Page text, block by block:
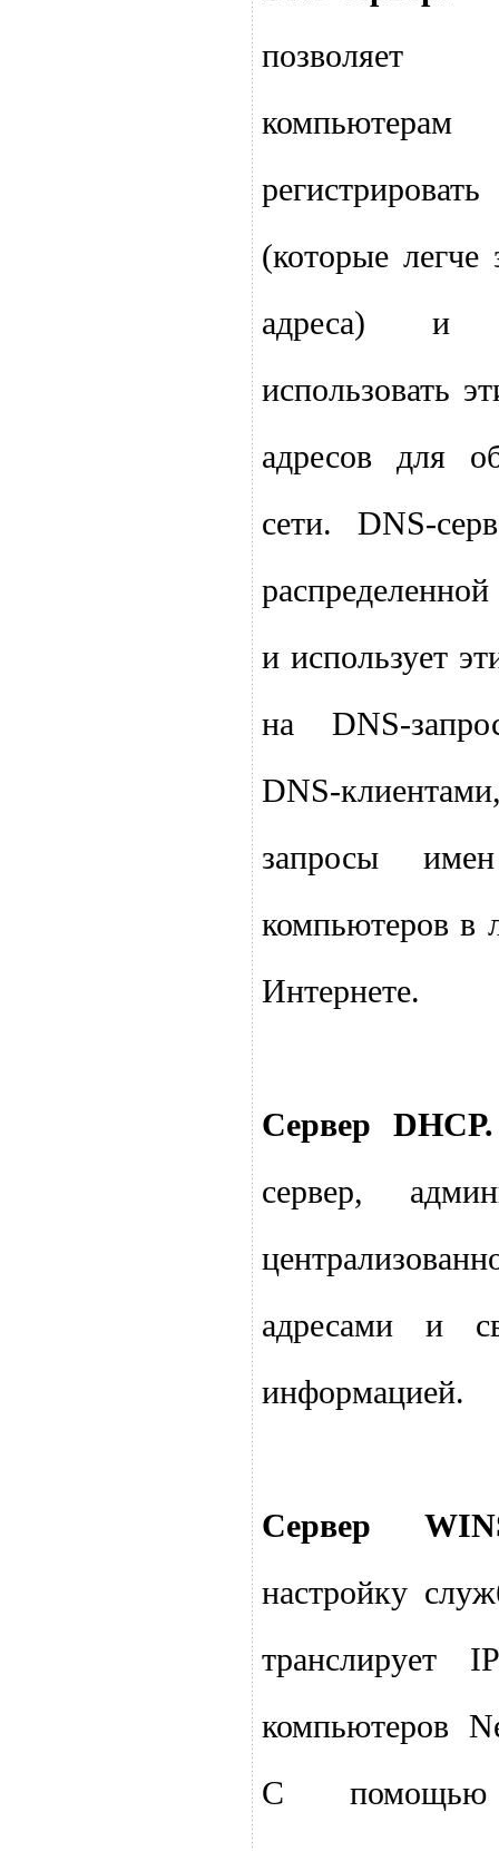
(которые
адреса) и
использовать
адресов для
сети. DNS-
и использует
на DNS-
DNS-
запросы
компьютеров в
Интернете.
Сервер DHCP.
сервер,
адресами и
информацией.
Сервер
настройку
транслирует
компьютеров
С помощью